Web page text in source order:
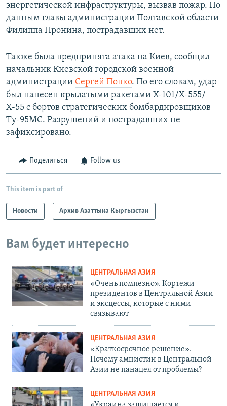
энергетической инфраструктуры, вызвав пожар. По
данным главы администрации Полтавской области
Филиппа Пронина, пострадавших нет.
Также была предпринята атака на Киев, сообщил
начальник Киевской городской военной
администрации Сергей Попко. По его словам, удар
был нанесен крылатыми ракетами Х-101/Х-555/
Х-55 с бортов стратегических бомбардировщиков
Ту-95МС. Разрушений и пострадавших не
зафиксировано.
Поделиться Follow us
This item is part of
Новости Архив Азаттыка Кыргызстан
Вам будет интересно
ЦЕНТРАЛЬНАЯ АЗИЯ
«Очень помпезно». Кортежи
президентов в Центральной Азии
и эксцессы, которые с ними
связывают
ЦЕНТРАЛЬНАЯ АЗИЯ
«Краткосрочное решение».
Почему амнистии в Центральной
Азии не панацея от проблемы?
ЦЕНТРАЛЬНАЯ АЗИЯ